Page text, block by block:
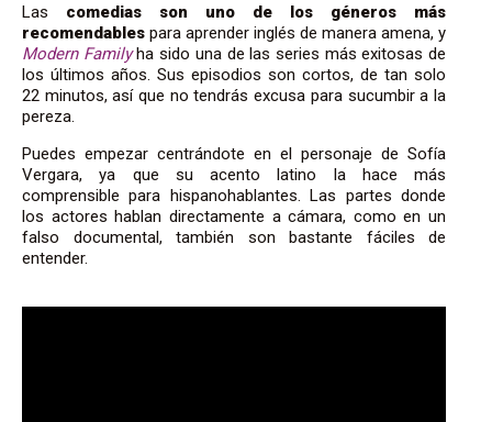
Las comedias son uno de los géneros más
recomendables para aprender inglés de manera amena, y
Modern Familyha sido una de las series más exitosas de
los últimos años. Sus episodios son cortos, de tan solo
22 minutos, así que no tendrás excusa para sucumbir a la
pereza.
Puedes empezar centrándote en el personaje de Sofía
Vergara, ya que su acento latino la hace más
comprensible para hispanohablantes. Las partes donde
los actores hablan directamente a cámara, como en un
falso documental, también son bastante fáciles de
entender.